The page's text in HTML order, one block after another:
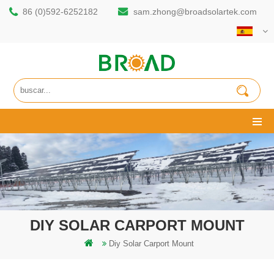
86 (0)592-6252182 sam.zhong@broadsolartek.com
DIY SOLAR CARPORT MOUNT
Diy Solar Carport Mount